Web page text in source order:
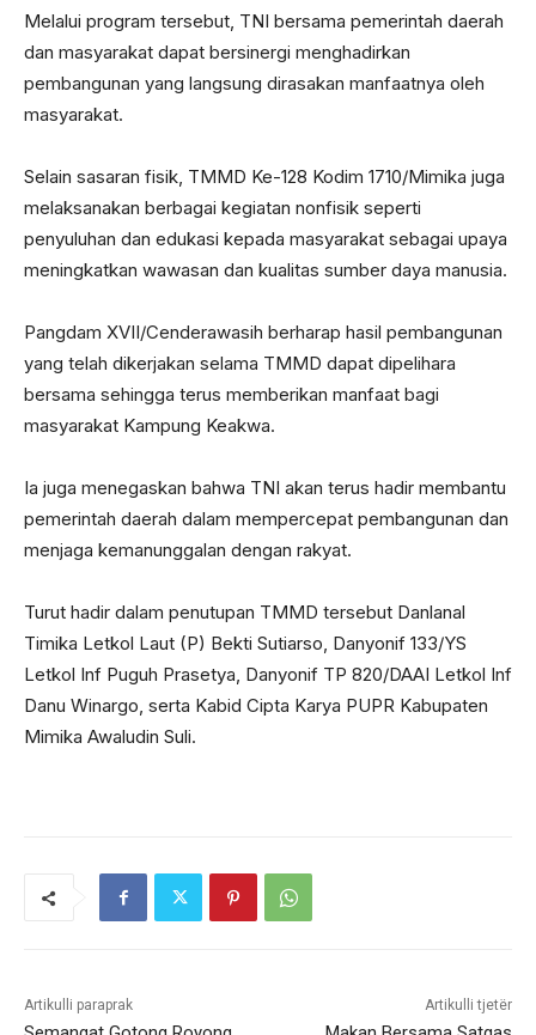
Melalui program tersebut, TNI bersama pemerintah daerah
dan masyarakat dapat bersinergi menghadirkan
pembangunan yang langsung dirasakan manfaatnya oleh
masyarakat.
Selain sasaran fisik, TMMD Ke-128 Kodim 1710/Mimika juga
melaksanakan berbagai kegiatan nonfisik seperti
penyuluhan dan edukasi kepada masyarakat sebagai upaya
meningkatkan wawasan dan kualitas sumber daya manusia.
Pangdam XVII/Cenderawasih berharap hasil pembangunan
yang telah dikerjakan selama TMMD dapat dipelihara
bersama sehingga terus memberikan manfaat bagi
masyarakat Kampung Keakwa.
Ia juga menegaskan bahwa TNI akan terus hadir membantu
pemerintah daerah dalam mempercepat pembangunan dan
menjaga kemanunggalan dengan rakyat.
Turut hadir dalam penutupan TMMD tersebut Danlanal
Timika Letkol Laut (P) Bekti Sutiarso, Danyonif 133/YS
Letkol Inf Puguh Prasetya, Danyonif TP 820/DAAI Letkol Inf
Danu Winargo, serta Kabid Cipta Karya PUPR Kabupaten
Mimika Awaludin Suli.
Artikulli paraprak Artikulli tjetër